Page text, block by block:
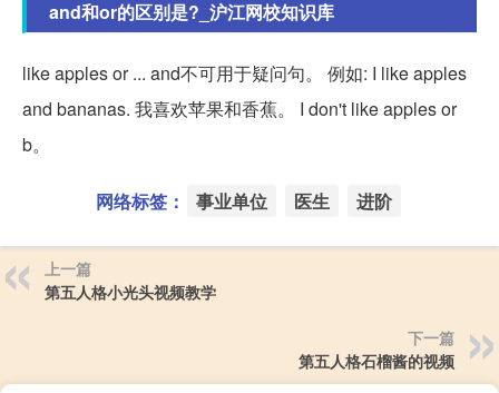
and和or的区别是?_沪江网校知识库
like apples or ... and不可用于疑问句。 例如: I like apples
and bananas. 我喜欢苹果和香蕉。 I don't like apples or
b。
网络标签： 事业单位 医生 进阶
上一篇
第五人格小光头视频教学
下一篇
第五人格石榴酱的视频